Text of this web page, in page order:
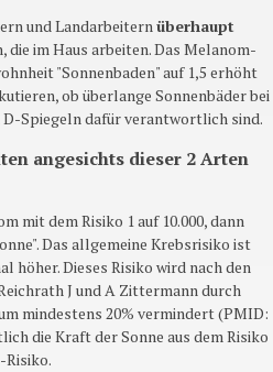
und Landarbeiternüberhaupt
die im Haus arbeiten. Das Melanom-
"Sonnenbaden" auf 1,5 erhöht
ob überlange Sonnenbäder bei
Spiegeln dafür verantwortlich sind.
angesichts dieser 2 Arten
mit dem Risiko 1 auf 10.000, dann
Das allgemeine Krebsrisiko ist
höher. Dieses Risiko wird nach den
J und A Zittermann durch
mindestens 20% vermindert (PMID:
die Kraft der Sonne aus dem Risiko
Risiko.